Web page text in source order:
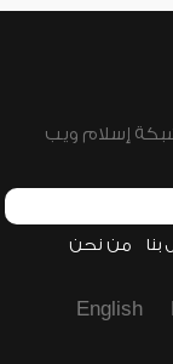
بنا من نحن
English